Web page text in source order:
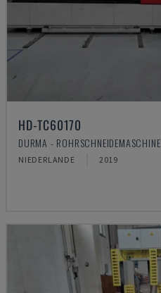
HD-TC60170
DURMA - ROHRSCHNEIDEMASCHINE
NIEDERLANDE 2019